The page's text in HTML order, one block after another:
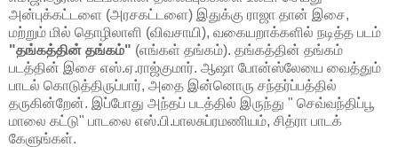
அன்புக்கட்டளை (அரசகட்டளை) இதுக்கு ராஜா தான் இசை,
மற்றும் மில் தொழிலாளி (விவசாயி), வகையறாக்களில் நடித்த படம்
"தங்கத்தின் தங்கம்" (எங்கள் தங்கம்). தங்கத்தின் தங்கம்
படத்தின் இசை எஸ்.ஏ.ராஜ்குமார். ஆஷா போன்ஸ்லேயை வைத்தும்
பாடல் கொடுத்திருப்பார், அதை இன்னொரு சந்தர்ப்பத்தில்
தருகின்றேன். இப்போது அந்தப் படத்தில் இருந்து " செவ்வந்திப்பூ
மாலை கட்டு" பாடலை எஸ்.பி.பாலசுப்ரமணியம், சித்ரா பாடக்
கேளுங்கள்.